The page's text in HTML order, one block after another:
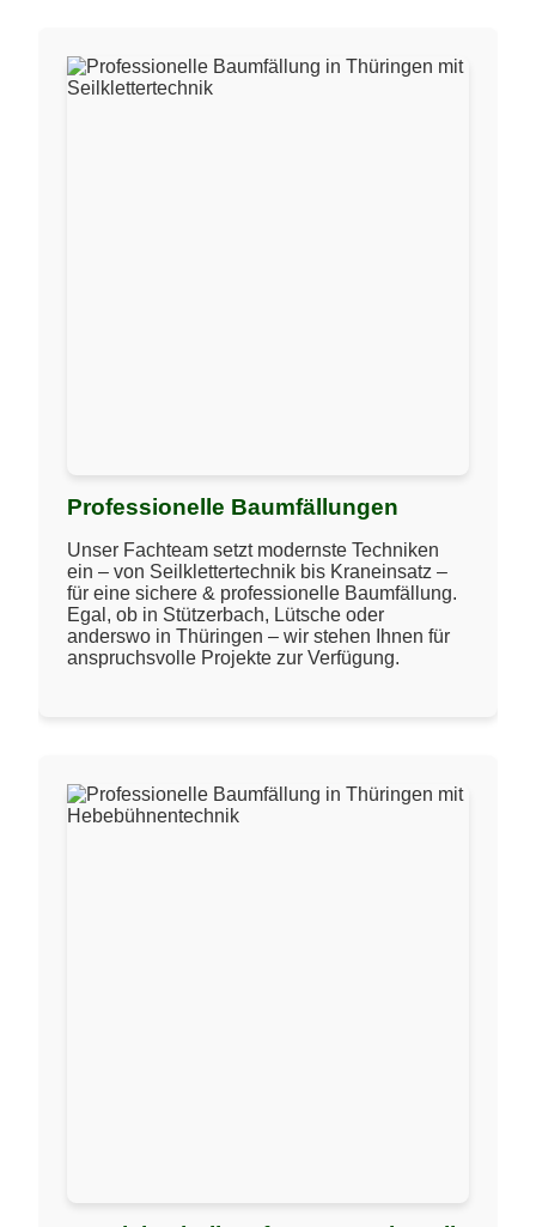
Professionelle Baumfällungen
Unser Fachteam setzt modernste Techniken
ein – von Seilklettertechnik bis Kraneinsatz –
für eine sichere & professionelle Baumfällung.
Egal, ob in Stützerbach, Lütsche oder
anderswo in Thüringen – wir stehen Ihnen für
anspruchsvolle Projekte zur Verfügung.